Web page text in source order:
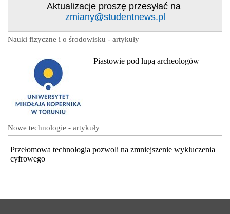
Aktualizacje proszę przesyłać na
zmiany@studentnews.pl
Nauki fizyczne i o środowisku - artykuły
Piastowie pod lupą archeologów
Nowe technologie - artykuły
Przełomowa technologia pozwoli na zmniejszenie wykluczenia
cyfrowego